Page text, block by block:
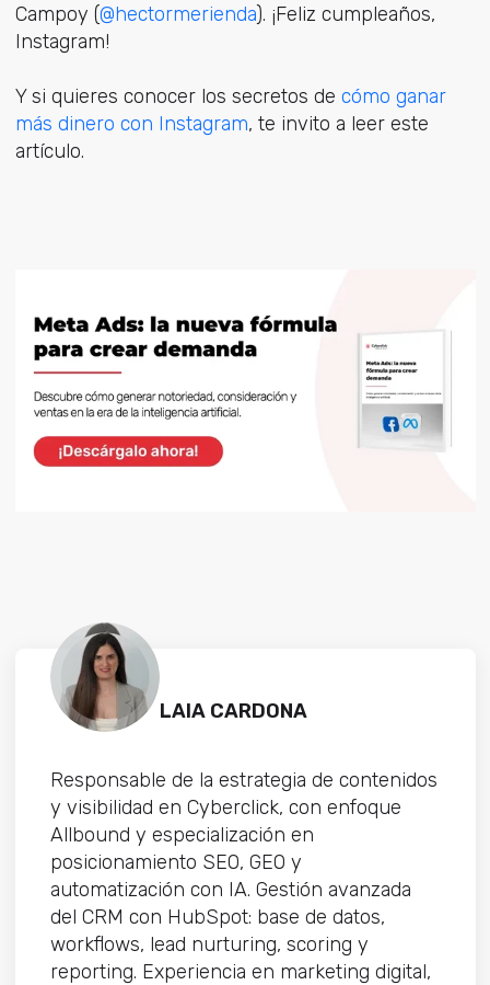
Campoy (@hectormerienda). ¡Feliz cumpleaños,
Instagram!
Y si quieres conocer los secretos de cómo ganar
más dinero con Instagram, te invito a leer este
artículo.
LAIA CARDONA
Responsable de la estrategia de contenidos
y visibilidad en Cyberclick, con enfoque
Allbound y especialización en
posicionamiento SEO, GEO y
automatización con IA. Gestión avanzada
del CRM con HubSpot: base de datos,
workflows, lead nurturing, scoring y
reporting. Experiencia en marketing digital,